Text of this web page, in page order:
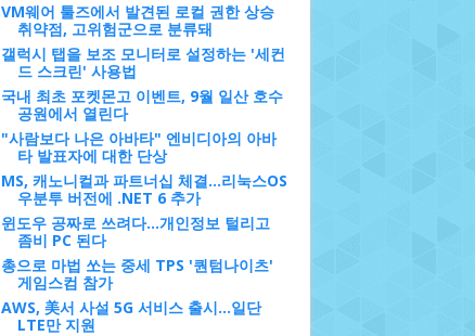
VM웨어 툴즈에서 발견된 로컬 권한 상승
취약점, 고위험군으로 분류돼
갤럭시 탭을 보조 모니터로 설정하는 '세컨
드 스크린' 사용법
국내 최초 포켓몬고 이벤트, 9월 일산 호수
공원에서 열린다
"사람보다 나은 아바타" 엔비디아의 아바
타 발표자에 대한 단상
MS, 캐노니컬과 파트너십 체결...리눅스OS
우분투 버전에 .NET 6 추가
윈도우 공짜로 쓰려다...개인정보 털리고
좀비 PC 된다
총으로 마법 쏘는 중세 TPS '퀀텀나이츠'
게임스컴 참가
AWS, 美서 사설 5G 서비스 출시…일단
LTE만 지원